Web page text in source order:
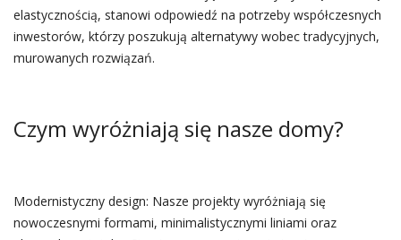
elastycznością, stanowi odpowiedź na potrzeby współczesnych
inwestorów, którzy poszukują alternatywy wobec tradycyjnych,
murowanych rozwiązań.
Czym wyróżniają się nasze domy?
Modernistyczny design: Nasze projekty wyróżniają się
nowoczesnymi formami, minimalistycznymi liniami oraz